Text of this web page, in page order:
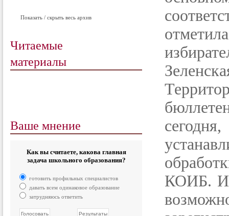
Показать / скрыть весь архив
Читаемые
материалы
Ваше мнение
Как вы считаете, какова главная
задача школьного образования?
готовить профильных специалистов
давать всем одинаковое образование
затрудняюсь ответить
КОИБ.